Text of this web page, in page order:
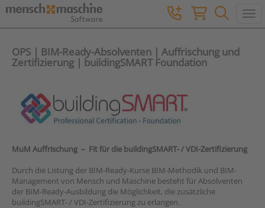
OPS | BIM-Ready-Absolventen | Auffrischung und
Zertifizierung | buildingSMART Foundation
MuM Auffrischung – Fit für die buildingSMART- / VDI-Zertifizierung
Durch die Listung der BIM-Ready-Kurse BIM-Methodik und BIM-
Management von Mensch und Maschine besteht für Absolventen
der BIM-Ready-Ausbildung die Möglichkeit, die zusätzliche
buildingSMART- / VDI-Zertifizierung zu erlangen.